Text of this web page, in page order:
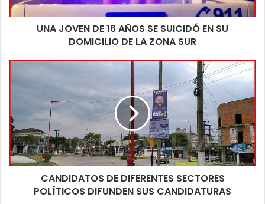
UNA JOVEN DE 16 AÑOS SE SUICIDÓ EN SU
DOMICILIO DE LA ZONA SUR
CANDIDATOS DE DIFERENTES SECTORES
POLÍTICOS DIFUNDEN SUS CANDIDATURAS